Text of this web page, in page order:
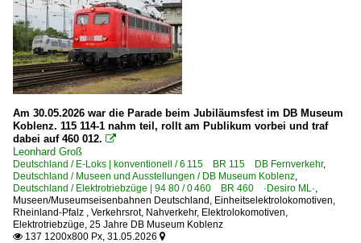
Güterzüge (sonstige)
Güterwagen
0 | Gattung T | Güterwagen mit öffnungsfähigem Dach
1 | Gattung G | Gedeckter Güterwagen der Regelbauart
7 | Gattung Z | Kesselwagen
9 | Gattung U | Sonderwagen, Silowagen
Museumswagen | Oldies
Museumsbahnen
Bielefelder Eisenbahnfreunde e. V.
Am 30.05.2026 war die Parade beim Jubiläumsfest im DB Museum
Koblenz. 115 114-1 nahm teil, rollt am Publikum vorbei und traf
dabei auf 460 012. 
Leonhard Groß
Deutschland / E-Loks | konventionell / 6 115 BR 115 DB Fernverkehr,
Deutschland / Museen und Ausstellungen / DB Museum Koblenz,
Deutschland / Elektrotriebzüge | 94 80 / 0 460 BR 460 ·Desiro ML·,
Museen/Museumseisenbahnen Deutschland , Einheitselektrolokomotiven,
Rheinland-Pfalz , Verkehrsrot, Nahverkehr, Elektrolokomotiven,
Elektrotriebzüge, 25 Jahre DB Museum Koblenz
 137 1200x800 Px, 31.05.2026 